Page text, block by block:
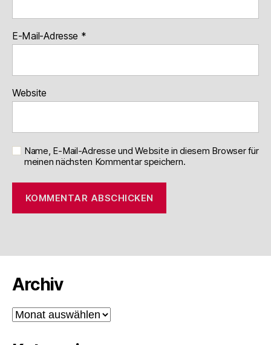
E-Mail-Adresse *
Website
Name, E-Mail-Adresse und Website in diesem Browser für
meinen nächsten Kommentar speichern.
Archiv
Archiv